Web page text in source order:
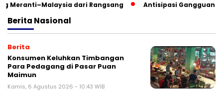
dari Rangsang Antisipasi Gangguan Kamtibmas
Berita Nasional
Berita
Konsumen Keluhkan Timbangan
Para Pedagang di Pasar Puan
Maimun
Kamis, 6 Agustus 2026 - 10:43 WIB